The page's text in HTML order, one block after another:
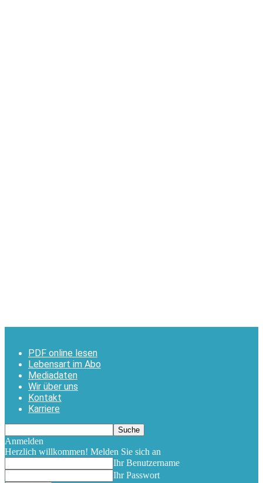
PDF online lesen
Lebensart im Abo
Mediadaten
Wir über uns
Kontakt
Karriere
Anmelden
Herzlich willkommen! Melden Sie sich an
Ihr Benutzername
Ihr Passwort